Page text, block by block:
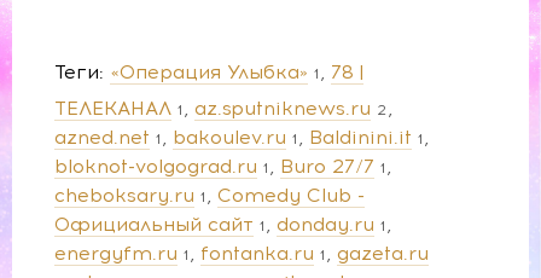
Теги «Операция Улыбка» 1
78 |
ТЕЛЕКАНАЛ 1 az.sputniknews.ru 2
azned.net 1 bakoulev.ru 1 Baldinini.it 1
bloknot-volgograd.ru 1 Buro 27/7 1
cheboksary.ru 1
Comedy Club -
Официальный сайт 1 donday.ru 1
energyfm.ru 1 fontanka.ru 1 gazeta.ru